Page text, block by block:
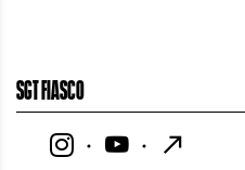
SGT FIASCO